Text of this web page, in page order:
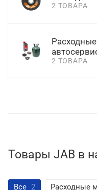
2 ТОВАРА
2 ТОВАРА
Товары JAB в
Все 2 Расходные